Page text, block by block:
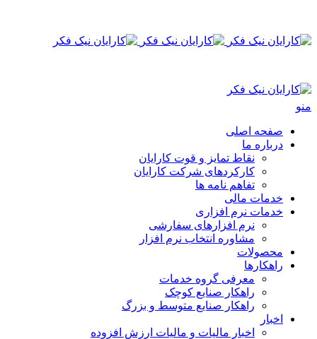
منو
صفحه اصلی
درباره ما
نقاط تمایز و قوت کارایان
کارکردهای شرکت کارایان
تفاهم نامه ها
خدمات مالی
خدمات نرم افزاری
نرم‌‍‍‍‌ افزار‌های سفارشی
مشاوره انتخاب نرم افزار
محصولات
راهکارها
معرفی گروه خدمات
راهکار صنایع کوچک
راهکار صنایع متوسط و بزرگ
اخبار
اخبار مالیات و مالیات ارزش افزوده